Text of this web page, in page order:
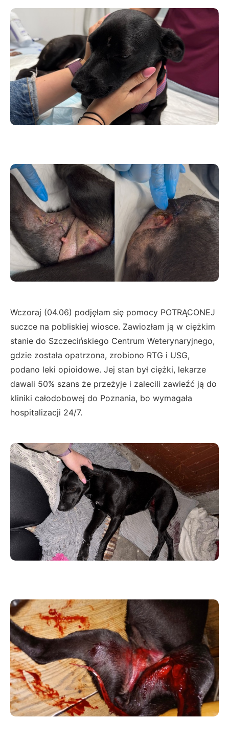
Wczoraj (04.06) podjęłam się pomocy POTRĄCONEJ
suczce na pobliskiej wiosce. Zawiozłam ją w ciężkim
stanie do Szczecińskiego Centrum Weterynaryjnego,
gdzie została opatrzona, zrobiono RTG i USG,
podano leki opioidowe. Jej stan był ciężki, lekarze
dawali 50% szans że przeżyje i zalecili zawieźć ją do
kliniki całodobowej do Poznania, bo wymagała
hospitalizacji 24/7.